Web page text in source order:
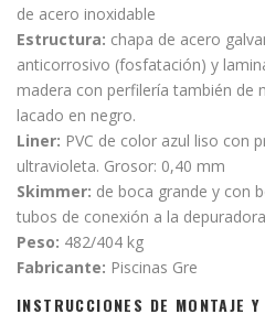
de acero inoxidable
Estructura: chapa de acero
anticorrosivo (fosfatación) y
madera con perfilería también de
lacado en negro.
Liner: PVC de color azul liso con
ultravioleta. Grosor: 0,40 mm
Skimmer: de boca grande y con
tubos de conexión a la
Peso: 482/404 kg
Fabricante: Piscinas Gre
INSTRUCCIONES DE MONTAJE